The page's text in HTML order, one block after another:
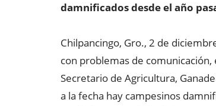
damnificados desde el año
Chilpancingo, Gro., 2 de
con problemas de
Secretario de Agricultura,
a la fecha hay campesinos